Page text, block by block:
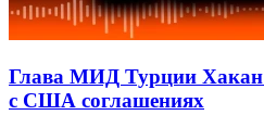
Глава МИД Турции Хакан
с США соглашениях